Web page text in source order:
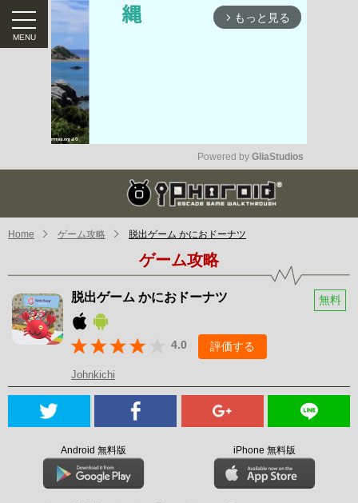
arrow_forward_ios もっと見る
Mute
Powered by GliaStudios
Home ゲーム攻略 脱出ゲーム かにおドーナツ
ゲーム攻略
脱出ゲーム かにおドーナツ 無料
4.0 評価する
Johnkichi
Android 無料版 iPhone 無料版